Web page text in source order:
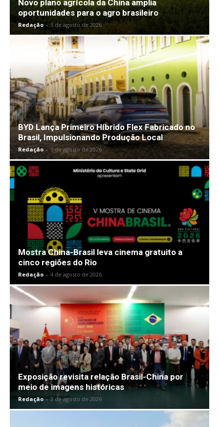
Novo plano agrícola da China amplia
oportunidades para o agro brasileiro
Redação - 5 de agosto de 2026
BYD Lança Primeiro Híbrido Flex Fabricado no
Brasil, Impulsionando Produção Local
Redação - 5 de agosto de 2026
Mostra China-Brasil leva cinema gratuito a
cinco regiões do Rio
Redação - 4 de agosto de 2026
Exposição revisita relação Brasil-China por
meio de imagens históricas
Redação - 3 de agosto de 2026